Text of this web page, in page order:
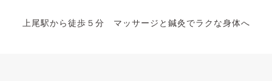
上尾駅から徒歩５分 マッサージと鍼灸でラクな身体へ